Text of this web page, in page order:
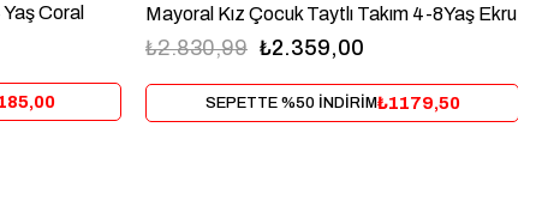
Coral Mayoral Kız Çocuk Taytlı Takım 4-8Yaş Ekru
₺2.359,00
₺2.830,99
SEPETTE %50 İNDİRİM₺1179,50